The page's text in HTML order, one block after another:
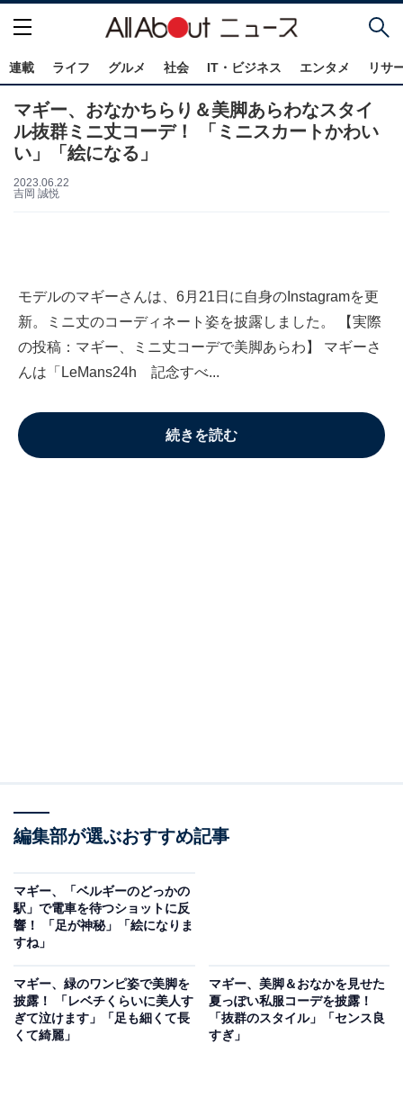
連載 ライフ グルメ 社会 IT・ビジネス エンタメ リサ
マギー、おなかちらり＆美脚あらわなスタイ
ル抜群ミニ丈コーデ！ 「ミニスカートかわい
い」「絵になる」
2023.06.22
吉岡 誠悦
モデルのマギーさんは、6月21日に自身のInstagramを更
新。ミニ丈のコーディネート姿を披露しました。 【実際
の投稿：マギー、ミニ丈コーデで美脚あらわ】 マギーさ
んは「LeMans24h 記念すべ...
続きを読む
編集部が選ぶおすすめ記事
マギー、「ベルギーのどっかの
駅」で電車を待つショットに反
響！ 「足が神秘」「絵になりま
すね」
マギー、緑のワンピ姿で美脚を
披露！ 「レベチくらいに美人す
ぎて泣けます」「足も細くて長
くて綺麗」
マギー、美脚＆おなかを見せた
夏っぽい私服コーデを披露！
「抜群のスタイル」「センス良
すぎ」